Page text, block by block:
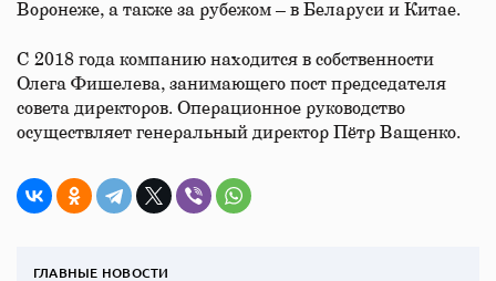
Воронеже, а также за рубежом – в Беларуси и Китае.
С 2018 года компанию находится в собственности
Олега Фишелева, занимающего пост председателя
совета директоров. Операционное руководство
осуществляет генеральный директор Пётр Ващенко.
ГЛАВНЫЕ НОВОСТИ